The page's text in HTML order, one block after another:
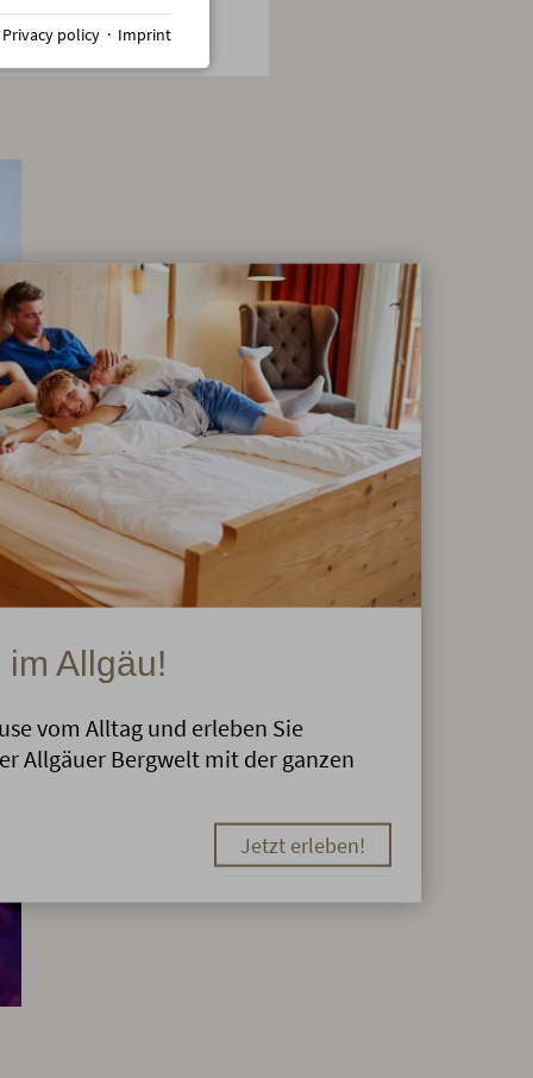
Allgäu!
vom Alltag und erleben Sie
Allgäuer Bergwelt mit der ganzen
Jetzt erleben!
Privacy policy · Imprint